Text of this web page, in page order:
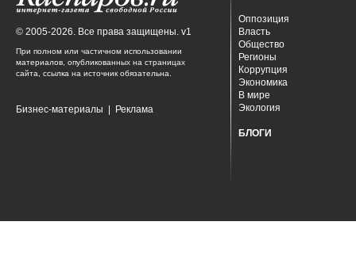
© 2005-2026. Все права защищены. v1
При полном или частичном использовании
материалов, опубликованных на страницах
сайта, ссылка на источник обязательна.
Бизнес-материалы Реклама
Оппозиция
Власть
Общество
Регионы
Коррупция
Экономика
В мире
Экология
БЛОГИ